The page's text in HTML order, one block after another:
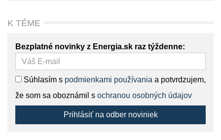
K TÉME
Bezplatné novinky z Energia.sk raz týždenne:
Súhlasím s podmienkami používania a potvrdzujem,
že som sa oboznámil s ochranou osobných údajov
Prihlásiť na odber noviniek